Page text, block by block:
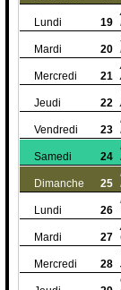
Lundi 19
Mardi 20
Mercredi 21
Jeudi 22
Vendredi 23
Samedi 24
Dimanche 25
Lundi 26
Mardi 27
Mercredi 28